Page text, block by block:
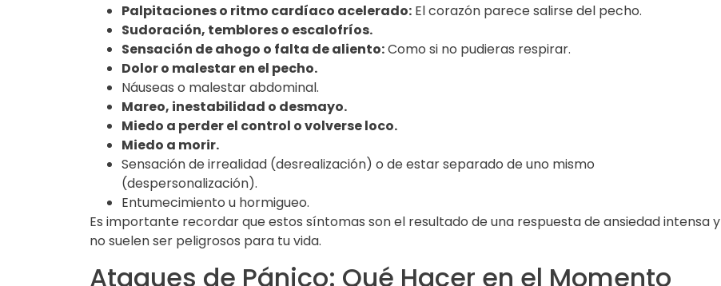
Palpitaciones o ritmo cardíaco acelerado: El corazón parece salirse del pecho.
Sudoración, temblores o escalofríos.
Sensación de ahogo o falta de aliento:Como si no pudieras respirar.
Dolor o malestar en el pecho.
Náuseas o malestar abdominal.
Mareo, inestabilidad o desmayo.
Miedo a perder el control o volverse loco.
Miedo a morir.
Sensación de irrealidad (desrealización) o de estar separado de uno mismo
(despersonalización).
Entumecimiento u hormigueo.
Es importante recordar que estos síntomas son el resultado de una respuesta de ansiedad intensa y
no suelen ser peligrosos para tu vida.
Ataques de Pánico: Qué Hacer en el Momento